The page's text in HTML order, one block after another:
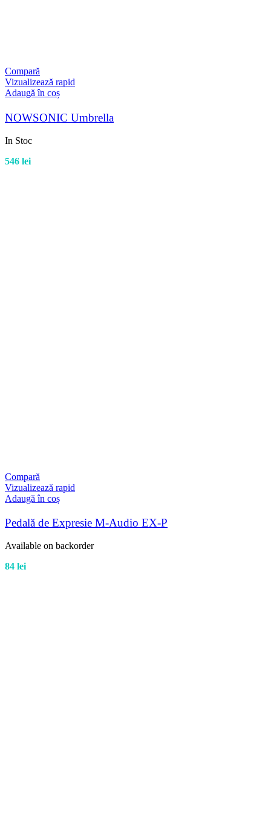
Compară
Vizualizează rapid
Adaugă în coș
NOWSONIC Umbrella
In Stoc
546 lei
Compară
Vizualizează rapid
Adaugă în coș
Pedală de Expresie M-Audio EX-P
Available on backorder
84 lei